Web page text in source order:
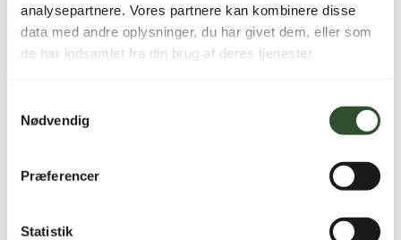
analysepartnere. Vores partnere kan kombinere disse
data med andre oplysninger, du har givet dem, eller som
de har indsamlet fra din brug af deres tjenester.
Nødvendig
Præferencer
Statistik
Navn*
varmepumper (Reservedele)